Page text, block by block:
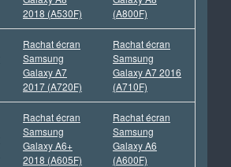
2018 (A530F)
(A800F)
Rachat écran
Samsung
Galaxy A7
2017 (A720F)
Rachat écran
Samsung
Galaxy A7 2016
(A710F)
Rachat écran
Samsung
Galaxy A6+
2018 (A605F)
Rachat écran
Samsung
Galaxy A6
(A600F)